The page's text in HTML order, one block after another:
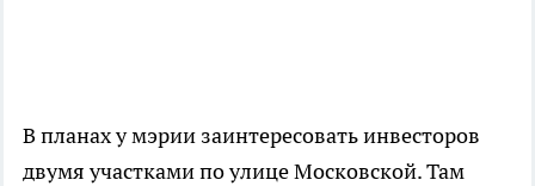
В планах у мэрии заинтересовать инвесторов
двумя участками по улице Московской. Там